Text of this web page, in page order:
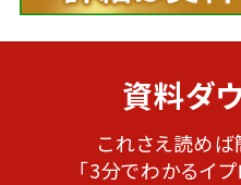
資料ダ
これさえ読め
「3分でわかるイ